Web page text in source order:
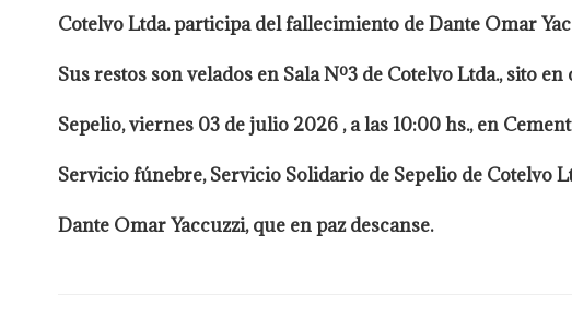
Cotelvo Ltda. participa del fallecimiento de Dante Omar
Sus restos son velados en Sala Nº3 de Cotelvo Ltda., sito
Sepelio, viernes 03 de julio 2026 , a las 10:00 hs., en
Servicio fúnebre, Servicio Solidario de Sepelio de Cotelvo
Dante Omar Yaccuzzi, que en paz descanse.